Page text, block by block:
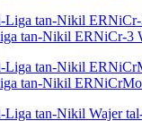
tan-Nikil ERNiCr-3
tan-Nikil